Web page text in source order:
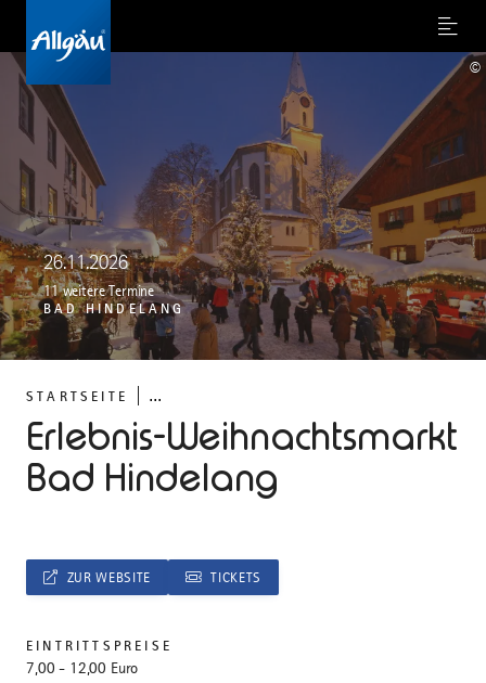
Menu
STARTSEITE ...
Erlebnis-Weihnachtsmarkt
Bad Hindelang
26.11.2026
11 weitere Termine
BAD HINDELANG
©
ZUR WEBSITE TICKETS
EINTRITTSPREISE
7,00 - 12,00 Euro